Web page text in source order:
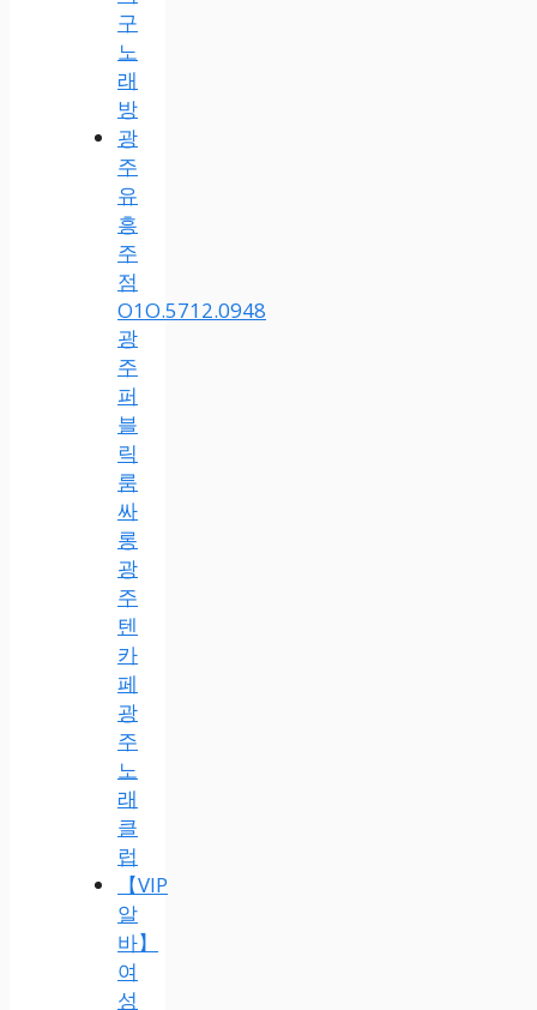
구
노
래
방
광
주
유
흥
주
점
O1O.5712.0948
광
주
퍼
블
릭
룸
싸
롱
광
주
텐
카
페
광
주
노
래
클
럽
【VIP
알
바】
여
성